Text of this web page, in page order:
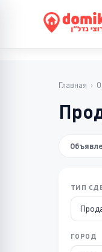
Главная ›
ТИП
ГОРОД